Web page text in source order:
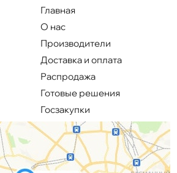
Главная
О нас
Производители
Доставка и оплата
Распродажа
Готовые решения
Госзакупки